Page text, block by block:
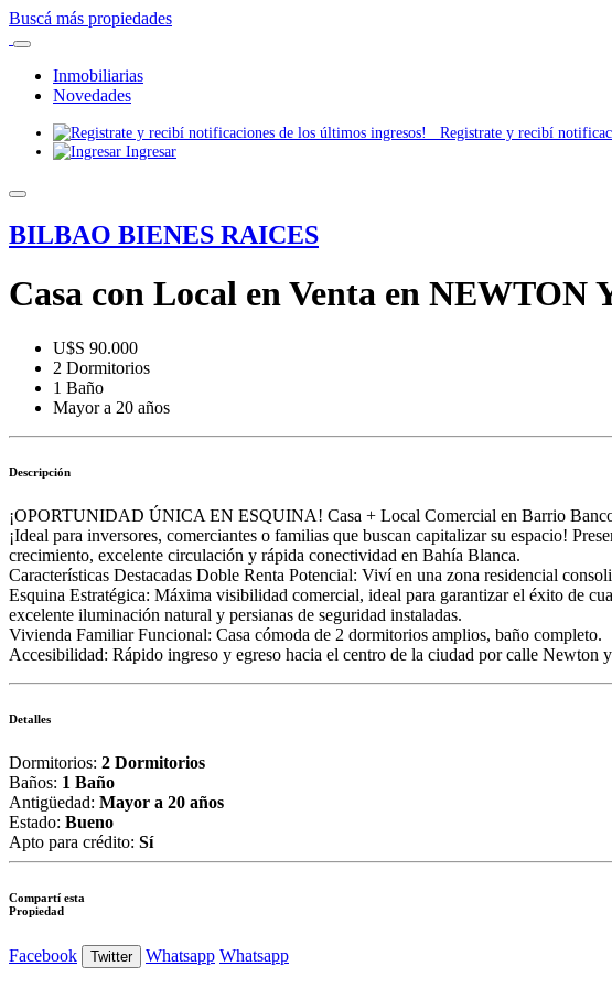
Buscá más propiedades
Inmobiliarias
Novedades
Registrate y recibí
Ingresar
BILBAO BIENES RAICES
Casa con Local en Venta en
U$S 90.000
2 Dormitorios
1 Baño
Mayor a 20 años
Descripción
¡OPORTUNIDAD ÚNICA EN ESQUINA! Casa + Local Comercial en Barrio
¡Ideal para inversores, comerciantes o familias que buscan capitalizar su espacio!
crecimiento, excelente circulación y rápida conectividad en Bahía Blanca.
Características Destacadas Doble Renta Potencial: Viví en una zona residencial
Esquina Estratégica: Máxima visibilidad comercial, ideal para garantizar el éxito de
excelente iluminación natural y persianas de seguridad instaladas.
Vivienda Familiar Funcional: Casa cómoda de 2 dormitorios amplios, baño completo.
Accesibilidad: Rápido ingreso y egreso hacia el centro de la ciudad por calle Newton
Detalles
Dormitorios: 2 Dormitorios
Baños: 1 Baño
Antigüedad: Mayor a 20 años
Estado: Bueno
Apto para crédito: Sí
Compartí esta
Propiedad
Facebook Twitter Whatsapp Whatsapp